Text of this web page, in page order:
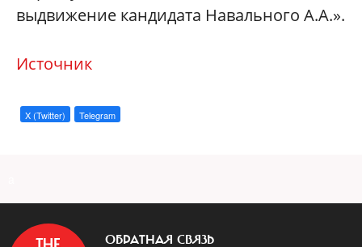
выдвижение кандидата Навального А.А.».
Источник
X (Twitter) Telegram
ОБРАТНАЯ СВЯЗЬ